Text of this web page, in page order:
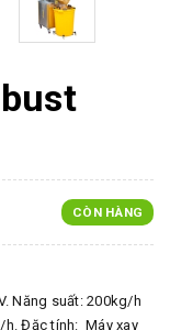
CÒN HÀNG
Năng suất: 200kg/h
h. Đặc tính: Máy xay